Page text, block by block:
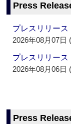
Press
プレスリリー
2026年08月07日
プレスリリー
2026年08月06日
Press